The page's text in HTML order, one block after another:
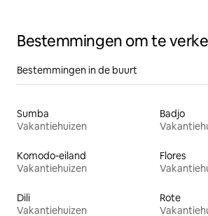
Bestemmingen om te
Bestemmingen in de buurt
Sumba
Vakantiehuizen
Badjo
Komodo-eiland
Vakantiehuizen
Flores
Dili
Vakantiehuizen
Rote